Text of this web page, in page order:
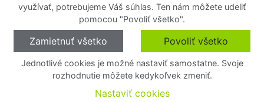
Copyright © 2020 - 2026•Created by JP-WebShop
využívať, potrebujeme Váš súhlas. Ten nám môžete udeliť
pomocou "Povoliť všetko".
Zamietnuť všetko Povoliť všetko
Jednotlivé cookies je možné nastaviť samostatne. Svoje
rozhodnutie môžete kedykoľvek zmeniť.
Nastaviť cookies